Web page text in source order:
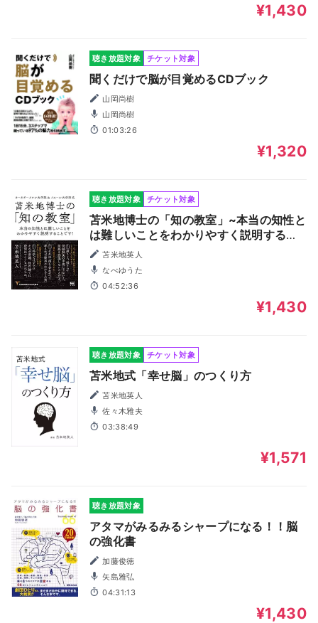
¥1,430
聴き放題対象 チケット対象
聞くだけで脳が目覚めるCDブック
山岡尚樹
山岡尚樹
01:03:26
¥1,320
聴き放題対象 チケット対象
苫米地博士の「知の教室」~本当の知性と
は難しいことをわかりやすく説明するこ
とです！
苫米地英人
なべゆうた
04:52:36
¥1,430
聴き放題対象 チケット対象
苫米地式「幸せ脳」のつくり方
苫米地英人
佐々木雅夫
03:38:49
¥1,571
聴き放題対象
アタマがみるみるシャープになる！！脳
の強化書
加藤俊徳
矢島雅弘
04:31:13
¥1,430